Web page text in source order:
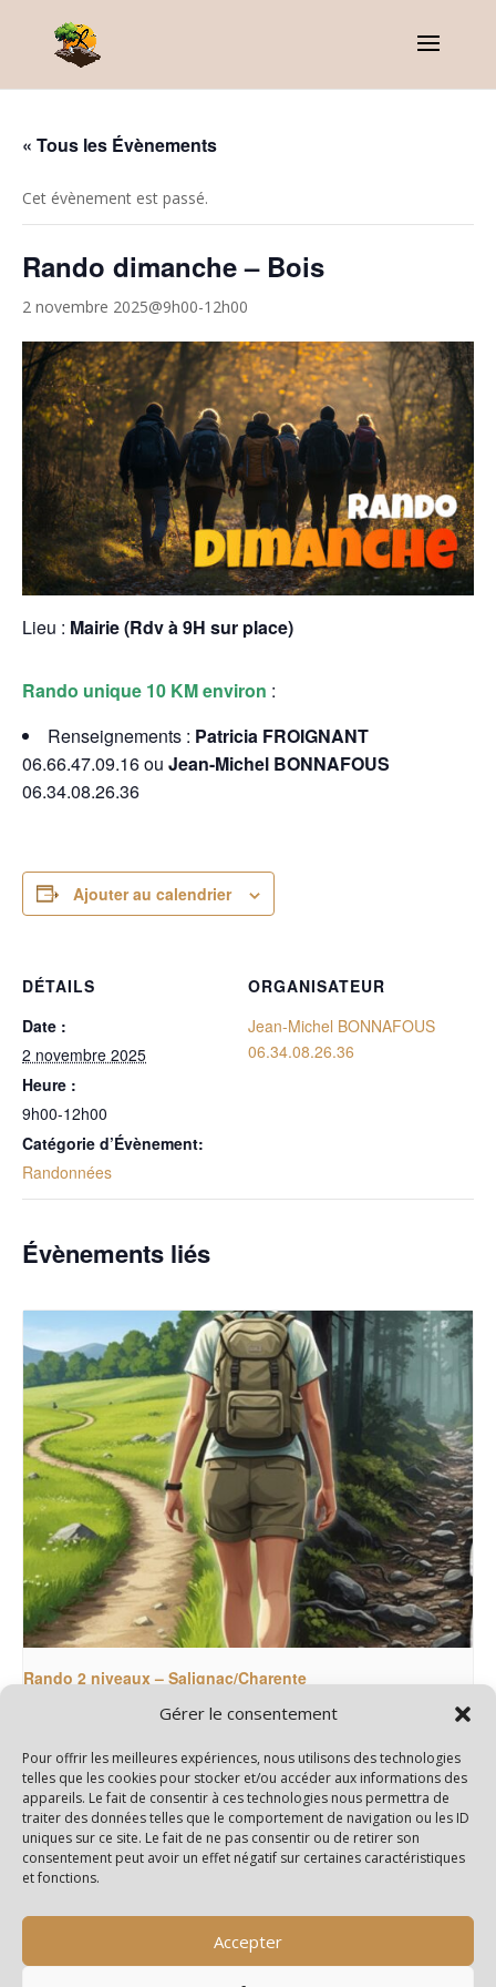
Gérer le consentement
Pour offrir les meilleures expériences, nous utilisons des technologies
telles que les cookies pour stocker et/ou accéder aux informations des
appareils. Le fait de consentir à ces technologies nous permettra de
traiter des données telles que le comportement de navigation ou les ID
uniques sur ce site. Le fait de ne pas consentir ou de retirer son
consentement peut avoir un effet négatif sur certaines caractéristiques
et fonctions.
Accepter
« Tous les Évènements
Cet évènement est passé.
Rando dimanche – Bois
2 novembre 2025@9h00-12h00
Lieu : Mairie (Rdv à 9H sur place)
Rando unique 10 KM environ :
Renseignements : Patricia FROIGNANT
06.66.47.09.16 ou Jean-Michel BONNAFOUS
06.34.08.26.36
Ajouter au calendrier
DÉTAILS
Date :
2 novembre 2025
Heure :
9h00-12h00
Catégorie d’Évènement:
Randonnées
ORGANISATEUR
Jean-Michel BONNAFOUS
06.34.08.26.36
Évènements liés
Rando 2 niveaux – Salignac/Charente
15 septembre@14h00 - 18h00
Rando Santé (Parking Seugne) Rando 3 niveaux – Allas-Champagne